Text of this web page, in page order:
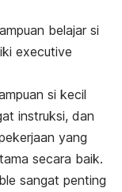
belajar si
executive
si kecil
instruksi, dan
yang
secara baik.
sangat penting